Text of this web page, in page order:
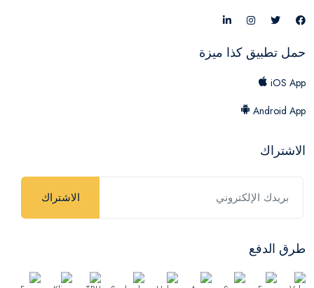
حمل تطبيق كذا ميزة
iOS App
Android App
الاشتراك
الاشتراك
طرق الدفع